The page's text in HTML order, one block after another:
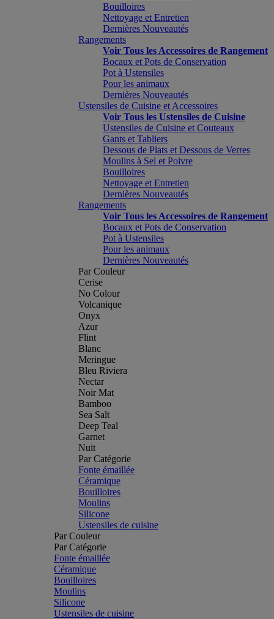
Bouilloires
Nettoyage et Entretien
Dernières Nouveautés
Rangements
Voir Tous les Accessoires de Rangement
Bocaux et Pots de Conservation
Pot à Ustensiles
Pour les animaux
Dernières Nouveautés
Ustensiles de Cuisine et Accessoires
Voir Tous les Ustensiles de Cuisine
Ustensiles de Cuisine et Couteaux
Gants et Tabliers
Dessous de Plats et Dessous de Verres
Moulins à Sel et Poivre
Bouilloires
Nettoyage et Entretien
Dernières Nouveautés
Rangements
Voir Tous les Accessoires de Rangement
Bocaux et Pots de Conservation
Pot à Ustensiles
Pour les animaux
Dernières Nouveautés
Par Couleur
Cerise
No Colour
Volcanique
Onyx
Azur
Flint
Blanc
Meringue
Bleu Riviera
Nectar
Noir Mat
Bamboo
Sea Salt
Deep Teal
Garnet
Nuit
Par Catégorie
Fonte émaillée
Céramique
Bouilloires
Moulins
Silicone
Ustensiles de cuisine
Par Couleur
Par Catégorie
Fonte émaillée
Céramique
Bouilloires
Moulins
Silicone
Ustensiles de cuisine